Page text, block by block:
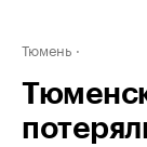
Тюмень